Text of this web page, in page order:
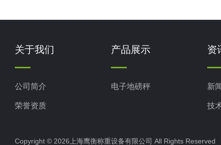
关于我们
公司简介
荣誉资质
产品展示
电子地磅秤
资
新
技
Copyright © 2026上海鹰衡称重设备有限公司 All Rights